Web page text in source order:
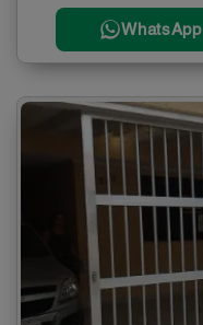
WhatsApp